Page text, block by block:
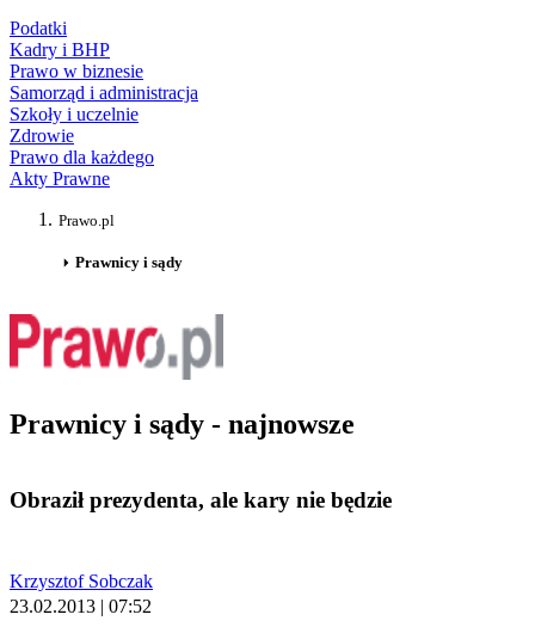
Podatki
Kadry i BHP
Prawo w biznesie
Samorząd i administracja
Szkoły i uczelnie
Zdrowie
Prawo dla każdego
Akty Prawne
Prawo.pl
Prawnicy i sądy
Prawnicy i sądy - najnowsze
Obraził prezydenta, ale kary nie będzie
Krzysztof Sobczak
23.02.2013 | 07:52